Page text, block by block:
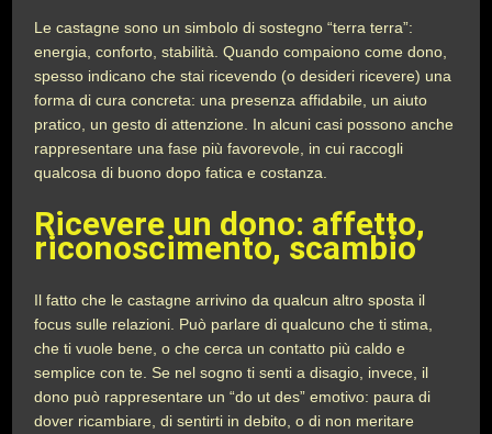
Le castagne sono un simbolo di sostegno “terra terra”:
energia, conforto, stabilità. Quando compaiono come dono,
spesso indicano che stai ricevendo (o desideri ricevere) una
forma di cura concreta: una presenza affidabile, un aiuto
pratico, un gesto di attenzione. In alcuni casi possono anche
rappresentare una fase più favorevole, in cui raccogli
qualcosa di buono dopo fatica e costanza.
Ricevere un dono: affetto,
riconoscimento, scambio
Il fatto che le castagne arrivino da qualcun altro sposta il
focus sulle relazioni. Può parlare di qualcuno che ti stima,
che ti vuole bene, o che cerca un contatto più caldo e
semplice con te. Se nel sogno ti senti a disagio, invece, il
dono può rappresentare un “do ut des” emotivo: paura di
dover ricambiare, di sentirti in debito, o di non meritare